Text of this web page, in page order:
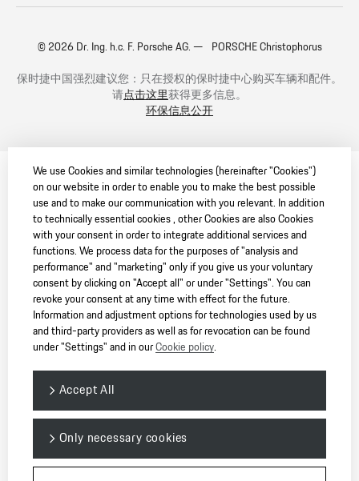
© 2026 Dr. Ing. h.c. F. Porsche AG. — PORSCHE Christophorus
保时捷中国强烈建议您：只在授权的保时捷中心购买车辆和配件。
请点击这里获得更多信息。
环保信息公开
We use Cookies and similar technologies (hereinafter "Cookies")
on our website in order to enable you to make the best possible
use and to make our communication with you relevant. In addition
to technically essential cookies , other Cookies are also Cookies
with your consent in order to integrate additional services and
functions. We process data for the purposes of "analysis and
performance" and "marketing" only if you give us your voluntary
consent by clicking on "Accept all" or under "Settings". You can
revoke your consent at any time with effect for the future.
Information and adjustment options for technologies used by us
and third-party providers as well as for revocation can be found
under "Settings" and in ourCookie policy.
Only necessary cookies
Accept All